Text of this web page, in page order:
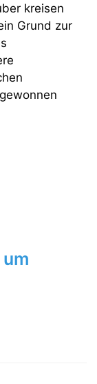
kreisen
Grund zur